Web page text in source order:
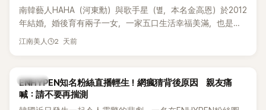
南韓藝人HAHA（河東勳）與歌手星（별，本名金高恩）於2012
年結婚，婚後育有兩子一女，一家五口生活幸福美滿，也是韓
國演藝圈公認的模範夫妻。近日，星首度公開當年決定嫁給
江南美人 2 天前
K-POP
ENHYPEN知名粉絲直播輕生！網瘋猜背後原因 親友痛
喊：請不要再揣測